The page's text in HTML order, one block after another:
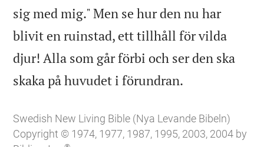
sig med mig." Men se hur den nu har
blivit en ruinstad, ett tillhåll för vilda
djur! Alla som går förbi och ser den ska
skaka på huvudet i förundran.
Swedish New Living Bible (Nya Levande Bibeln)
Copyright © 1974, 1977, 1987, 1995, 2003, 2004 by